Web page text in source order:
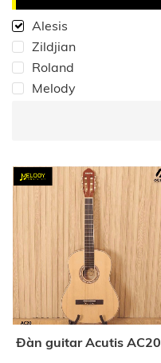
Alesis
Zildjian
Roland
Melody
Đàn guitar Acutis AC20